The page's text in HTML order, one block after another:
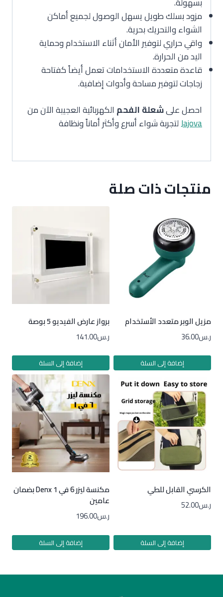
مزود بسلك طويل يسهل الوصول لجميع أماكن
الشواء والتحريك بحرية.
واقي حراري لتوفير الأمان أثناء الاستخدام وحماية
اليد من الحرارة.
قاعدة متعددة الاستخدامات تعمل أيضاً كفتاحة
زجاجات لتوفير مساحة وأدوات إضافية.
احصل علىشعلة الفحم الكهربائية العجيبة الآن من
Jajovaلتجربة شواء أسرع وأكثر أماناً ونظافة
منتجات ذات صلة
مزيل الوبر متعدد الأستخدام
ر.س36.00
إضافة إلى السلة
برواز عارض الفيديو 5 بوصة
ر.س141.00
إضافة إلى السلة
الكرسي القابل للطي
ر.س52.00
إضافة إلى السلة
مكنسة ليزر 6 في 1 Denx بضمان
عامين
ر.س196.00
إضافة إلى السلة